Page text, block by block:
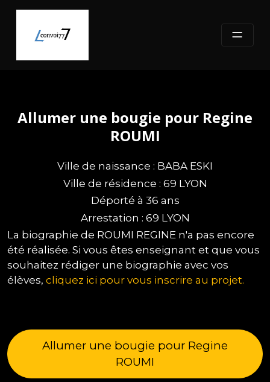
content
Allumer une bougie pour Regine
ROUMI
Ville de naissance : BABA ESKI
Ville de résidence : 69 LYON
Déporté à 36 ans
Arrestation : 69 LYON
La biographie de ROUMI REGINE n'a pas encore
été réalisée. Si vous êtes enseignant et que vous
souhaitez rédiger une biographie avec vos
élèves, cliquez ici pour vous inscrire au projet.
Allumer une bougie pour Regine
ROUMI